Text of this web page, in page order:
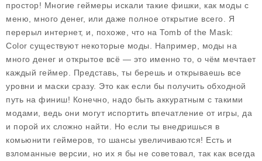
простор! Многие геймеры искали такие фишки, как моды с
меню, много денег, или даже полное открытие всего. Я
перерыл интернет, и, похоже, что на Tomb of the Mask:
Color существуют некоторые моды. Например, моды на
много денег и открытое всё — это именно то, о чём мечтает
каждый геймер. Представь, ты берешь и открываешь все
уровни и маски сразу. Это как если бы получить обходной
путь на финиш! Конечно, надо быть аккуратным с такими
модами, ведь они могут испортить впечатление от игры, да
и порой их сложно найти. Но если ты внедришься в
комьюнити геймеров, то шансы увеличиваются! Есть и
взломанные версии, но их я бы не советовал, так как всегда